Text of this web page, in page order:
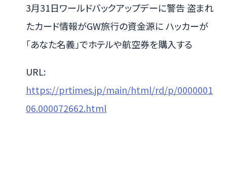
3月31日ワールドバックアップデーに警告 盗まれ
たカード情報がGW旅行の資金源に ハッカーが
「あなた名義」でホテルや航空券を購入する
URL:
https://prtimes.jp/main/html/rd/p/0000001
06.000072662.html